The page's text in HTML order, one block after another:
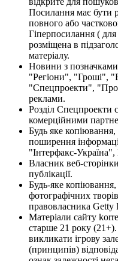
Посилання має бути
повного або
Гіперпосилання (
розміщена в
матеріалу.
Новини з
"Регіони", "Гроші",
"Спецпроекти",
реклами.
Розділ Спецпроекти
комерційними
Будь яке
поширення
"Інтерфакс-
Власник веб-
публікації.
Будь-яке
фотографічних
правовласника Getty
Матеріали сайту
старше 21 року
викликати ігрову
(принципів)